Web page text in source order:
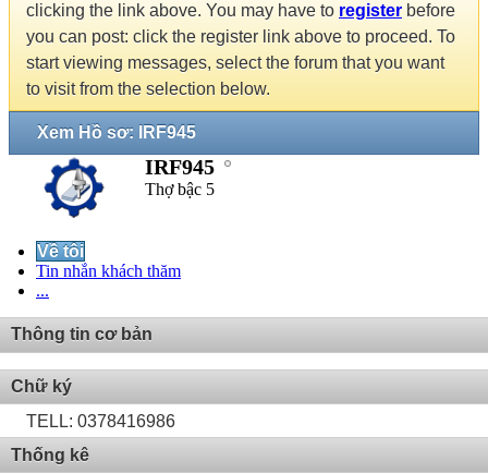
clicking the link above. You may have to register before
you can post: click the register link above to proceed. To
start viewing messages, select the forum that you want
to visit from the selection below.
Xem Hồ sơ: IRF945
IRF945
Thợ bậc 5
Về tôi
Tin nhắn khách thăm
...
Thông tin cơ bản
Chữ ký
TELL: 0378416986
Thống kê